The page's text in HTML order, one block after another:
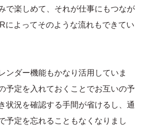
で楽しめて、それが仕事にもつなが
によってそのような流れもできてい
ンダー機能もかなり活用していま
予定を入れておくことでお互いの予
状況を確認する手間が省けるし、通
予定を忘れることもなくなりまし